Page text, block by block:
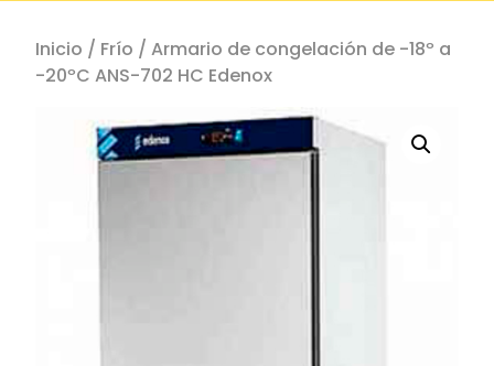
Inicio / Frío / Armario de congelación de -18º a
-20ºC ANS-702 HC Edenox